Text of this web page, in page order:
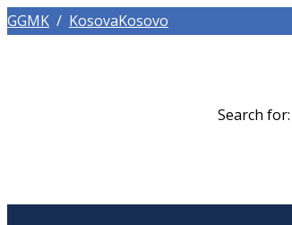
GGMK / KosovaKosovo
Search for: